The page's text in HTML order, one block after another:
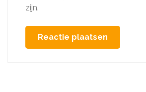
zijn.